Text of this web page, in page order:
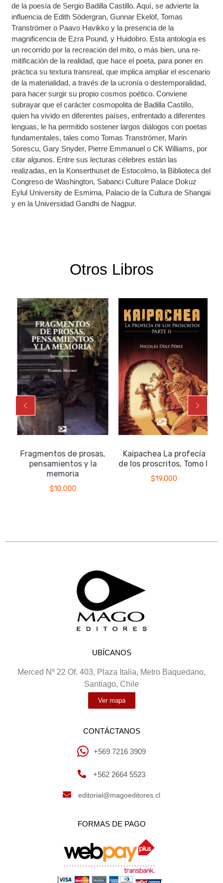
de la poesía de Sergio Badilla Castillo. Aquí, se advierte la
influencia de Edith Södergran, Gunnar Ekelöf, Tomas
Tranströmer o Paavo Havikko y la presencia de la
magnificencia de Ezra Pound, y Huidobro. Esta antología es
un recorrido por la recreación del mito, o más bien, una re-
mitificación de la realidad, que hace el poeta, para poner en
práctica su textura transreal, que implica ampliar el escenario
de la materialidad, a través de la ucronía o destemporalidad,
para hacer surgir su propio cosmos poético. Conviene
subrayar que el carácter cosmopolita de Badilla Castillo,
quien ha vivido en diferentes países, enfrentado a diferentes
lenguas, le ha permitido sostener largos diálogos con poetas
fundamentales, tales como Tomas Tranströmer, Marin
Sorescu, Gary Snyder, Pierre Emmanuel o CK Williams, por
citar algunos. Entre sus lecturas célebres están las
realizadas, en la Konserthuset de Estocolmo, la Biblioteca del
Congreso de Washington, Sabanci Culture Palace Dokuz
Eylul University de Esmirna, Palacio de la Cultura de Shangai
y en la Universidad Gandhi de Nagpur.
Otros Libros
Fragmentos de prosas,
pensamientos y la
memoria
$10.000
Kaipachea La profecía
de los proscritos, Tomo II
$19.000
UBÍCANOS
Merced Nº 22 Of. 403, Plaza Italia, Metro Baquedano,
Santiago, Chile
Ver mapa
CONTÁCTANOS
+569 7216 3909
+562 2664 5523
editorial@magoeditores.cl
FORMAS DE PAGO